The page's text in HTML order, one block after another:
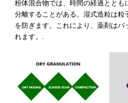
粉体混合物では、時間の経過ととも
分離することがある。湿式造粒は粒
を防ぎます。これにより、薬剤はバ
れます。.